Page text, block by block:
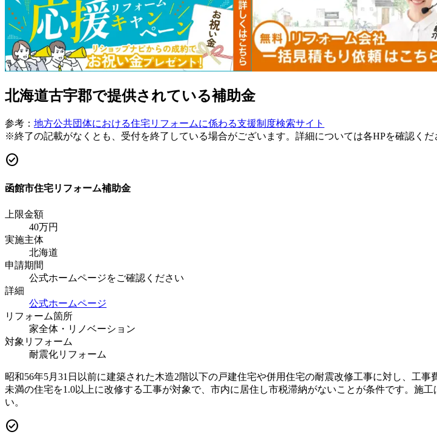
北海道古宇郡で提供されている補助金
参考： 地方公共団体における住宅リフォームに係わる支援制度検索サイト
※終了の記載がなくとも、受付を終了している場合がございます。詳細については各HPを確認くだ
check_circle
函館市住宅リフォーム補助金
上限金額
40万円
実施主体
北海道
申請期間
公式ホームページをご確認ください
詳細
公式ホームページ
リフォーム箇所
家全体・リノベーション
対象リフォーム
耐震化リフォーム
昭和56年5月31日以前に建築された木造2階以下の戸建住宅や併用住宅の耐震改修工事に対し、工
未満の住宅を1.0以上に改修する工事が対象で、市内に居住し市税滞納がないことが条件です。施
い。
check_circle